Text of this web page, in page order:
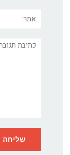
תגובה